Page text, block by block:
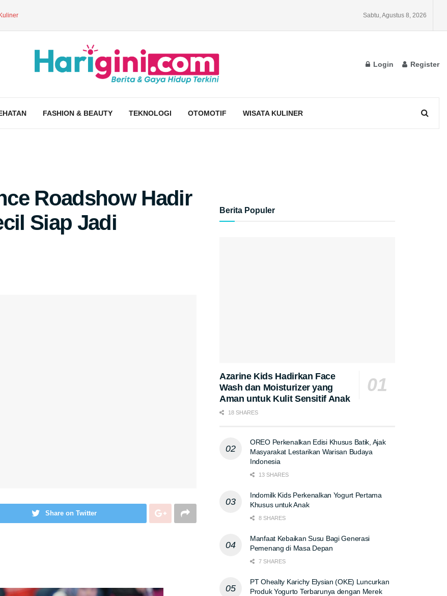
Sabtu, Agustus 8, 2026
Login Register
FASHION & BEAUTY TEKNOLOGI OTOMOTIF WISATA KULINER
Roadshow Hadir
Siap Jadi
Share on Twitter
Berita Populer
Azarine Kids Hadirkan Face
Wash dan Moisturizer yang
Aman untuk Kulit Sensitif Anak
18 SHARES
OREO Perkenalkan Edisi Khusus Batik, Ajak
Masyarakat Lestarikan Warisan Budaya
Indonesia
13 SHARES
Indomilk Kids Perkenalkan Yogurt Pertama
Khusus untuk Anak
8 SHARES
Manfaat Kebaikan Susu Bagi Generasi
Pemenang di Masa Depan
7 SHARES
PT Ohealty Karichy Elysian (OKE) Luncurkan
Produk Yogurto Terbarunya dengan Merek